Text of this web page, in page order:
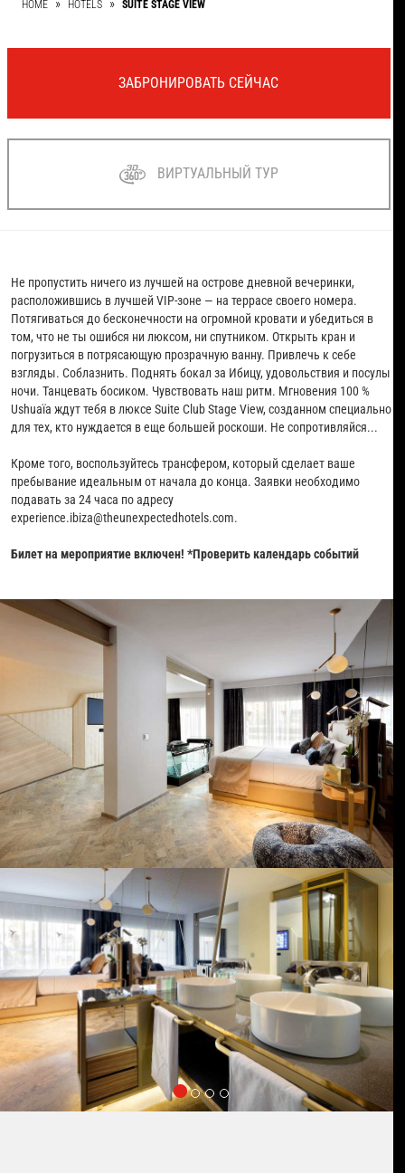
HOME HOTELS SUITE STAGE VIEW
ЗАБРОНИРОВАТЬ СЕЙЧАС
ВИРТУАЛЬНЫЙ ТУР
Не пропустить ничего из лучшей на острове дневной вечеринки,
расположившись в лучшей VIP-зоне — на террасе своего номера.
Потягиваться до бесконечности на огромной кровати и убедиться в
том, что не ты ошибся ни люксом, ни спутником. Открыть кран и
погрузиться в потрясающую прозрачную ванну. Привлечь к себе
взгляды. Соблазнить. Поднять бокал за Ибицу, удовольствия и посулы
ночи. Танцевать босиком. Чувствовать наш ритм. Мгновения 100 %
Ushuaïa ждут тебя в люксе Suite Club Stage View, созданном специально
для тех, кто нуждается в еще большей роскоши. Не сопротивляйся...
Кроме того, воспользуйтесь трансфером, который сделает ваше
пребывание идеальным от начала до конца. Заявки необходимо
подавать за 24 часа по адресу
experience.ibiza@theunexpectedhotels.com.
Билет на мероприятие включен! *Проверить календарь событий